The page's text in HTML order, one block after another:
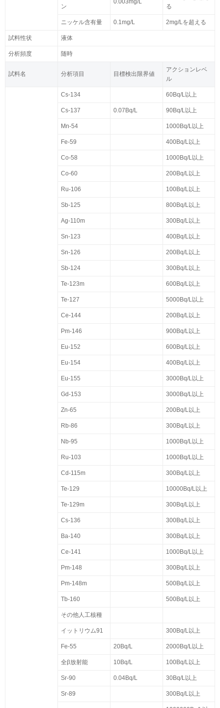
ン
0.003mg/L
る
ニッケル含有量 0.1mg/L 2mg/Lを超える
試料性状 液体
分析頻度 随時
試料名 分析項目 目標検出限界値
アクションレベ
ル
Cs-134 60Bq/L以上
Cs-137 0.07Bq/L 90Bq/L以上
Mn-54 1000Bq/L以上
Fe-59 400Bq/L以上
Co-58 1000Bq/L以上
Co-60 200Bq/L以上
Ru-106 100Bq/L以上
Sb-125 800Bq/L以上
Ag-110m 300Bq/L以上
Sn-123 400Bq/L以上
Sn-126 200Bq/L以上
Sb-124 300Bq/L以上
Te-123m 600Bq/L以上
Te-127 5000Bq/L以上
Ce-144 200Bq/L以上
Pm-146 900Bq/L以上
Eu-152 600Bq/L以上
Eu-154 400Bq/L以上
Eu-155 3000Bq/L以上
Gd-153 3000Bq/L以上
Zn-65 200Bq/L以上
Rb-86 300Bq/L以上
Nb-95 1000Bq/L以上
Ru-103 1000Bq/L以上
Cd-115m 300Bq/L以上
Te-129 10000Bq/L以上
Te-129m 300Bq/L以上
Cs-136 300Bq/L以上
Ba-140 300Bq/L以上
Ce-141 1000Bq/L以上
Pm-148 300Bq/L以上
Pm-148m 500Bq/L以上
Tb-160 500Bq/L以上
その他人工核種
イットリウム91 300Bq/L以上
Fe-55 20Bq/L 2000Bq/L以上
全β放射能 10Bq/L 100Bq/L以上
Sr-90 0.04Bq/L 30Bq/L以上
Sr-89 300Bq/L以上